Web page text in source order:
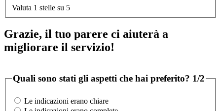
Valuta 1 stelle su 5
Grazie, il tuo parere ci aiuterà a
migliorare il servizio!
Quali sono stati gli aspetti che hai preferito? 1/2
Le indicazioni erano chiare